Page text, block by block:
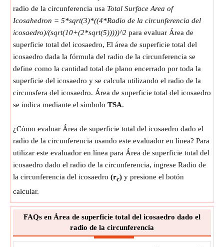
radio de la circunferencia usa Total Surface Area of
Icosahedron = 5*sqrt(3)*((4*Radio de la circunferencia del
icosaedro)/(sqrt(10+(2*sqrt(5)))))^2 para evaluar Área de
superficie total del icosaedro, El área de superficie total del
icosaedro dada la fórmula del radio de la circunferencia se
define como la cantidad total de plano encerrado por toda la
superficie del icosaedro y se calcula utilizando el radio de la
circunsfera del icosaedro. Área de superficie total del icosaedro
se indica mediante el símbolo TSA.
¿Cómo evaluar Área de superficie total del icosaedro dado el
radio de la circunferencia usando este evaluador en línea? Para
utilizar este evaluador en línea para Área de superficie total del
icosaedro dado el radio de la circunferencia, ingrese Radio de
la circunferencia del icosaedro (rc) y presione el botón
calcular.
FAQs en Área de superficie total del icosaedro dado el
radio de la circunferencia